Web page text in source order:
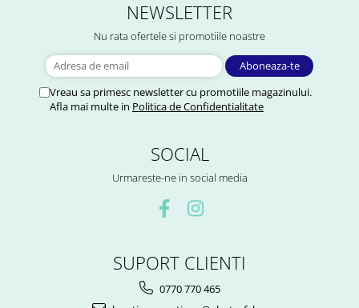
NEWSLETTER
Nu rata ofertele si promotiile noastre
Vreau sa primesc newsletter cu promotiile magazinului.
Afla mai multe in Politica de Confidentialitate
SOCIAL
Urmareste-ne in social media
SUPORT CLIENTI
0770 770 465